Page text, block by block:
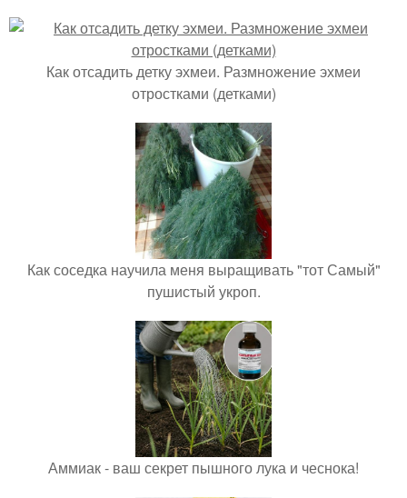
Как отсадить детку эхмеи. Размножение эхмеи
отростками (детками)
Как соседка научила меня выращивать "тот Самый"
пушистый укроп.
Аммиак - ваш секрет пышного лука и чеснока!